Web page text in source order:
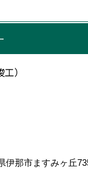
）
伊那市ますみヶ丘